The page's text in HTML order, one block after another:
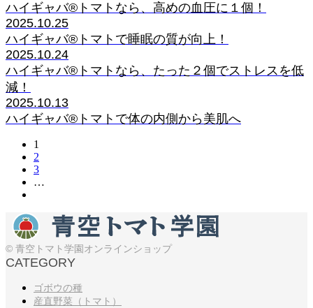
ハイギャバ®トマトなら、高めの血圧に１個！
2025.10.25
ハイギャバ®トマトで睡眠の質が向上！
2025.10.24
ハイギャバ®トマトなら、たった２個でストレスを低
減！
2025.10.13
ハイギャバ®トマトで体の内側から美肌へ
1
2
3
…
© 青空トマト学園オンラインショップ
CATEGORY
ゴボウの種
産直野菜（トマト）